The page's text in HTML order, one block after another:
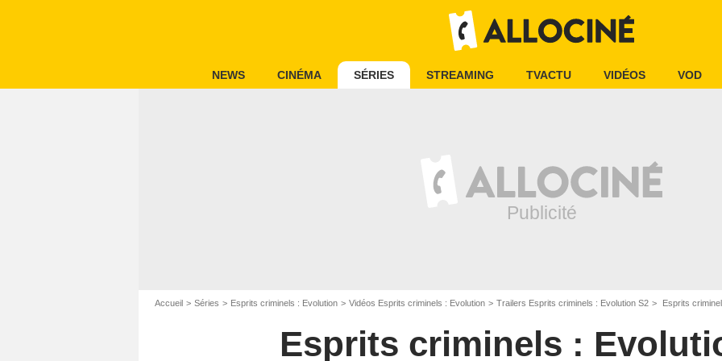
NEWS CINÉMA SÉRIES STREAMING TVACTU VIDÉOS VOD
Accueil Séries Esprits criminels : Evolution Vidéos Esprits criminels : Evolution Trailers Esprits criminels : Evolution S2 Esprits
Esprits criminels :